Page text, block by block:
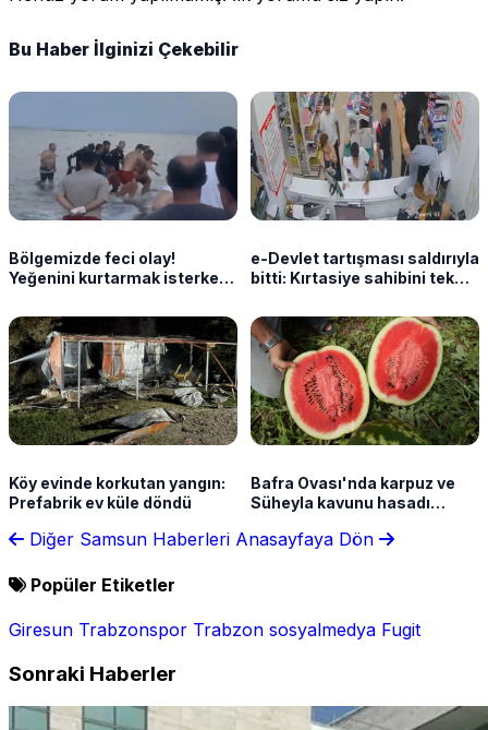
Bu Haber İlginizi Çekebilir
Bölgemizde feci olay!
Yeğenini kurtarmak isterken
e-Devlet tartışması saldırıyla
bitti: Kırtasiye sahibini tekme
Köy evinde korkutan yangın:
Prefabrik ev küle döndü
Bafra Ovası'nda karpuz ve
Süheyla kavunu hasadı
Diğer Samsun Haberleri Anasayfaya Dön
Popüler Etiketler
Giresun Trabzonspor Trabzon sosyalmedya Fugit
Sonraki Haberler